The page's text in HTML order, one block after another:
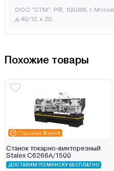
ООО "СТМ". РФ, 105066, г.
д.40/12, к.20.
Похожие товары
Под заказ 10 дней
Станок токарно-винторезный
Stalex C6266A/1500
ДОСТАВИМ ПО МИНСКУ БЕСПЛАТНО